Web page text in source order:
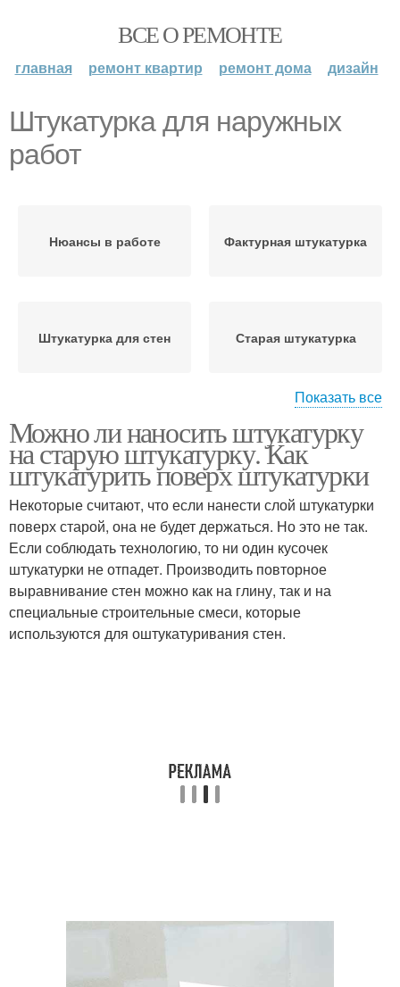
ВСЕ О РЕМОНТЕ
главная ремонт квартир ремонт дома дизайн
Штукатурка для наружных
работ
Нюансы в работе Фактурная штукатурка
Штукатурка для стен Старая штукатурка
Гипсовая штукатурка
неотапливаемом доме
Штукатурки для стен Тёплая штукатурка
Штукатурка для
внутренних работ
Теплоизоляционная
штукатурка
Показать все
Можно ли наносить штукатурку
на старую штукатурку. Как
штукатурить поверх штукатурки
Некоторые считают, что если нанести слой штукатурки
поверх старой, она не будет держаться. Но это не так.
Если соблюдать технологию, то ни один кусочек
штукатурки не отпадет. Производить повторное
выравнивание стен можно как на глину, так и на
специальные строительные смеси, которые
используются для оштукатуривания стен.